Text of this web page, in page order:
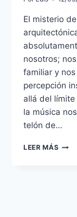
El misterio
nosotros;
familiar y
percepción
allá del
la música
telón de…
LEER MÁS